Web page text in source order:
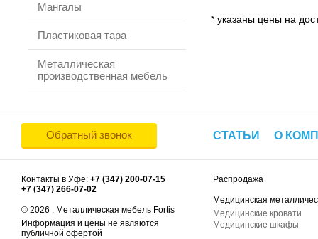
Мангалы
Пластиковая тара
Металлическая
производственная мебель
* указаны цены на
Обратный звонок СТАТЬИ О
Контакты в Уфе: +7 (347) 200-07-15
+7 (347) 266-07-02
© 2026 . Металлическая мебель Fortis
Информация и цены не являются
публичной офертой
Распродажа
Медицинская
Медицинские кровати
Медицинские шкафы